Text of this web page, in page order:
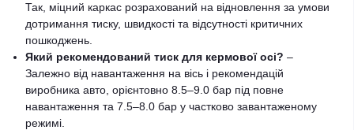
Так, міцний каркас розрахований на відновлення за умови
дотримання тиску, швидкості та відсутності критичних
пошкоджень.
Який рекомендований тиск для кермової осі? –
Залежно від навантаження на вісь і рекомендацій
виробника авто, орієнтовно 8.5–9.0 бар під повне
навантаження та 7.5–8.0 бар у частково завантаженому
режимі.